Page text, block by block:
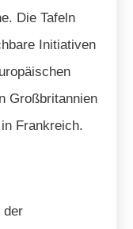
Die Tafeln
Initiativen
Großbritannien
Frankreich.
der